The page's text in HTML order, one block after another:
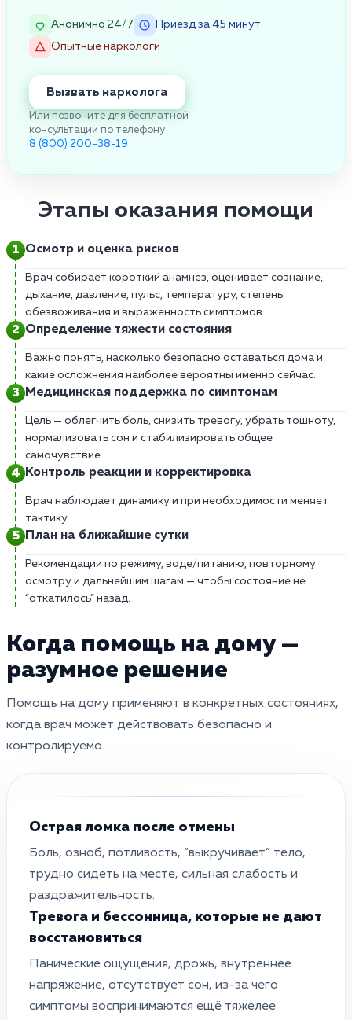
Анонимно 24/7
Приезд за 45 минут
Опытные наркологи
Вызвать нарколога
Или позвоните для бесплатной
консультации по телефону
8 (800) 200-38-19
Этапы оказания помощи
Осмотр и оценка рисков
Врач собирает короткий анамнез, оценивает сознание,
дыхание, давление, пульс, температуру, степень
обезвоживания и выраженность симптомов.
Определение тяжести состояния
Важно понять, насколько безопасно оставаться дома и
какие осложнения наиболее вероятны именно сейчас.
Медицинская поддержка по симптомам
Цель — облегчить боль, снизить тревогу, убрать тошноту,
нормализовать сон и стабилизировать общее
самочувствие.
Контроль реакции и корректировка
Врач наблюдает динамику и при необходимости меняет
тактику.
План на ближайшие сутки
Рекомендации по режиму, воде/питанию, повторному
осмотру и дальнейшим шагам — чтобы состояние не
“откатилось” назад.
Когда помощь на дому —
разумное решение
Помощь на дому применяют в конкретных состояниях,
когда врач может действовать безопасно и
контролируемо.
Острая ломка после отмены
Боль, озноб, потливость, “выкручивает” тело,
трудно сидеть на месте, сильная слабость и
раздражительность.
Тревога и бессонница, которые не дают
восстановиться
Панические ощущения, дрожь, внутреннее
напряжение, отсутствует сон, из-за чего
симптомы воспринимаются ещё тяжелее.